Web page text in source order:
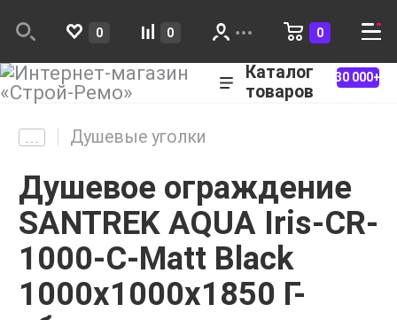
0 0 0
Каталог
товаров
30 000+
Душевые уголки
Душевое ограждение
SANTREK AQUA Iris-CR-
1000-C-Matt Black
1000х1000х1850 Г-